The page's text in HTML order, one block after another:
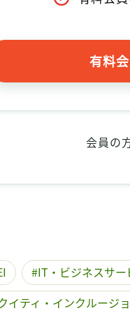
有料
会員の
IT・ビジネスサー
イティ・インクルージ